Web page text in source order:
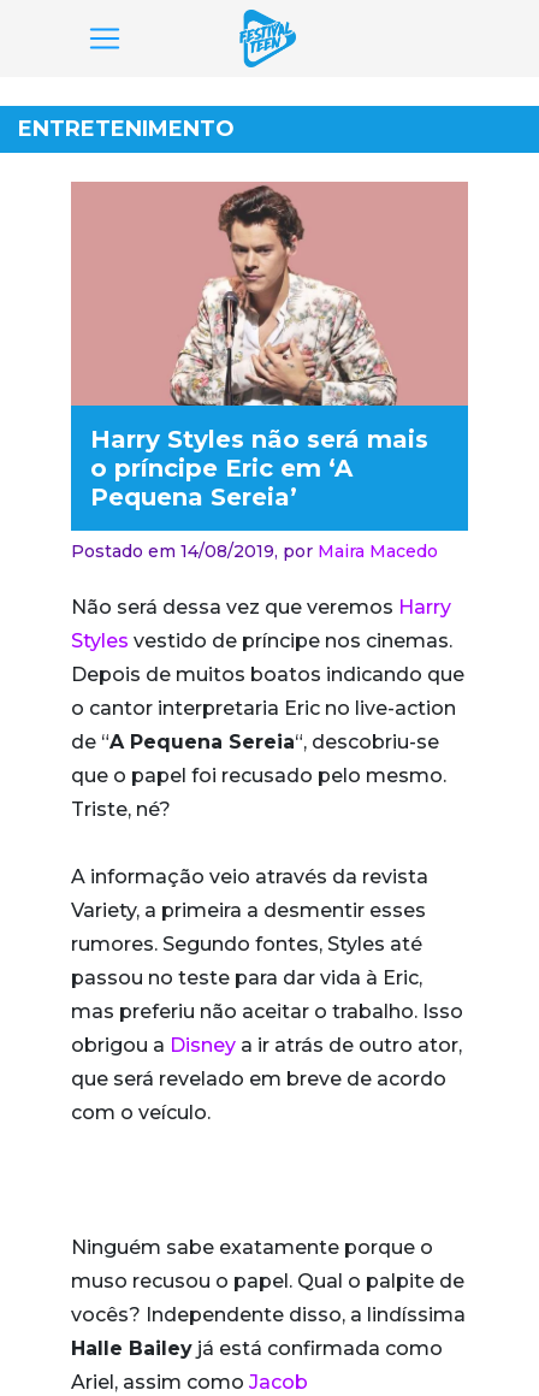
para
o
conteúdo
ENTRETENIMENTO
Harry Styles não será mais
o príncipe Eric em ‘A
Pequena Sereia’
Postado em 14/08/2019, por Maira Macedo
Não será dessa vez que veremos Harry
Styles vestido de príncipe nos cinemas.
Depois de muitos boatos indicando que
o cantor interpretaria Eric no live-action
de “A Pequena Sereia“, descobriu-se
que o papel foi recusado pelo mesmo.
Triste, né?
A informação veio através da revista
Variety, a primeira a desmentir esses
rumores. Segundo fontes, Styles até
passou no teste para dar vida à Eric,
mas preferiu não aceitar o trabalho. Isso
obrigou a Disney a ir atrás de outro ator,
que será revelado em breve de acordo
com o veículo.
Ninguém sabe exatamente porque o
muso recusou o papel. Qual o palpite de
vocês? Independente disso, a lindíssima
Halle Bailey já está confirmada como
Ariel, assim como Jacob